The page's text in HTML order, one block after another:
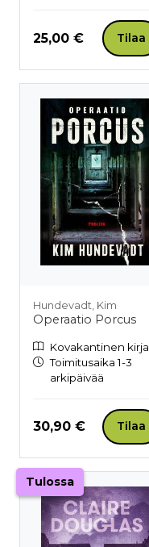
Hinta nyt
25,00 € Tilaa
Hundevadt, Kim
Operaatio Porcus
Kovakantinen kirja
Toimitusaika 1-3
arkipäivää
Hinta nyt
30,90 € Tilaa
Tulossa